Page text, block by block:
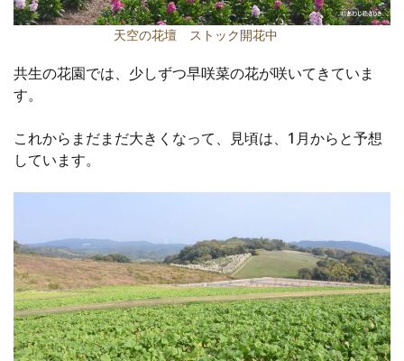
天空の花壇 ストック開花中
共生の花園では、少しずつ早咲菜の花が咲いてきていま
す。
これからまだまだ大きくなって、見頃は、1月からと予想
しています。